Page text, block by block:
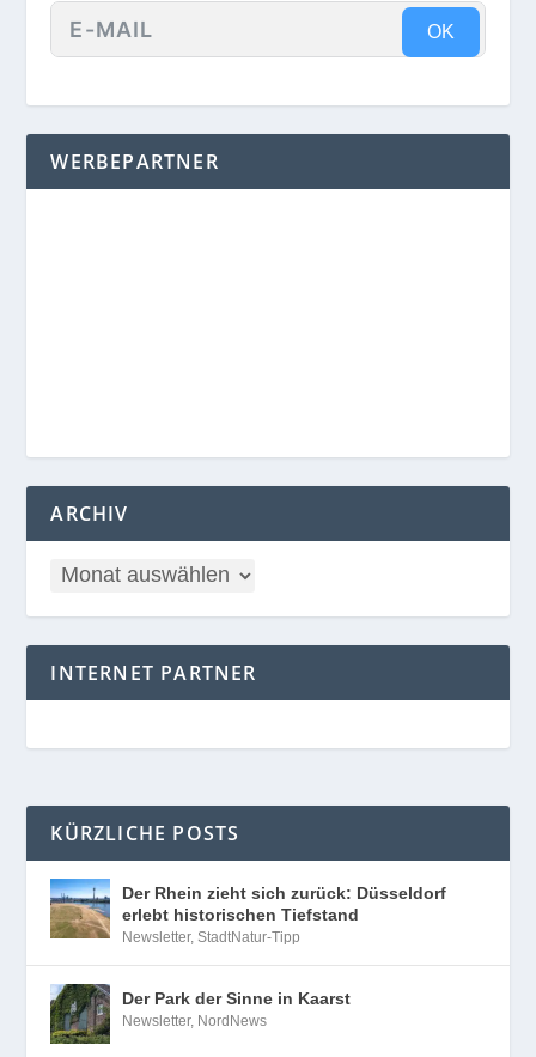
OK
WERBEPARTNER
ARCHIV
INTERNET PARTNER
KÜRZLICHE POSTS
Der Rhein zieht sich zurück: Düsseldorf
erlebt historischen Tiefstand
Newsletter,StadtNatur-Tipp
Der Park der Sinne in Kaarst
Newsletter, NordNews